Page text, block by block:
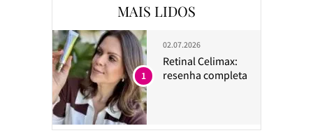
MAIS LIDOS
02.07.2026
Retinal Celimax:
resenha completa
1